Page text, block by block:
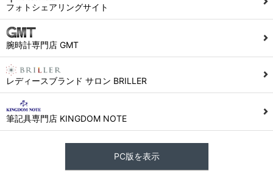
フォトシェアリングサイト
腕時計専門店 GMT
レディースブランド サロン BRILLER
筆記具専門店 KINGDOM NOTE
PC版を表示